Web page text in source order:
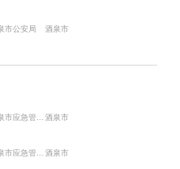
市公安局 酒泉市
注销）酒泉市
首次办理）
酒泉市